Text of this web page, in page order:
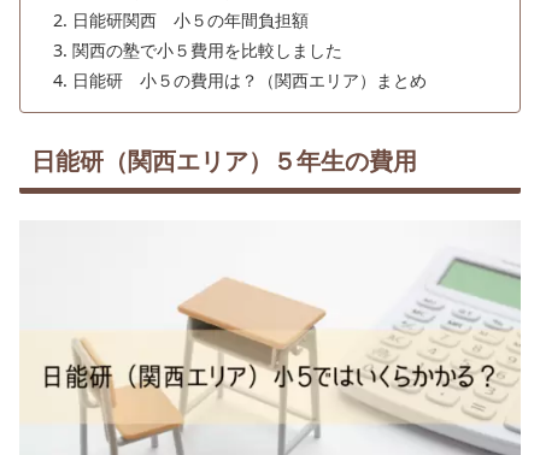
日能研関西 小５の年間負担額
関西の塾で小５費用を比較しました
日能研 小５の費用は？（関西エリア）まとめ
日能研（関西エリア）５年生の費用